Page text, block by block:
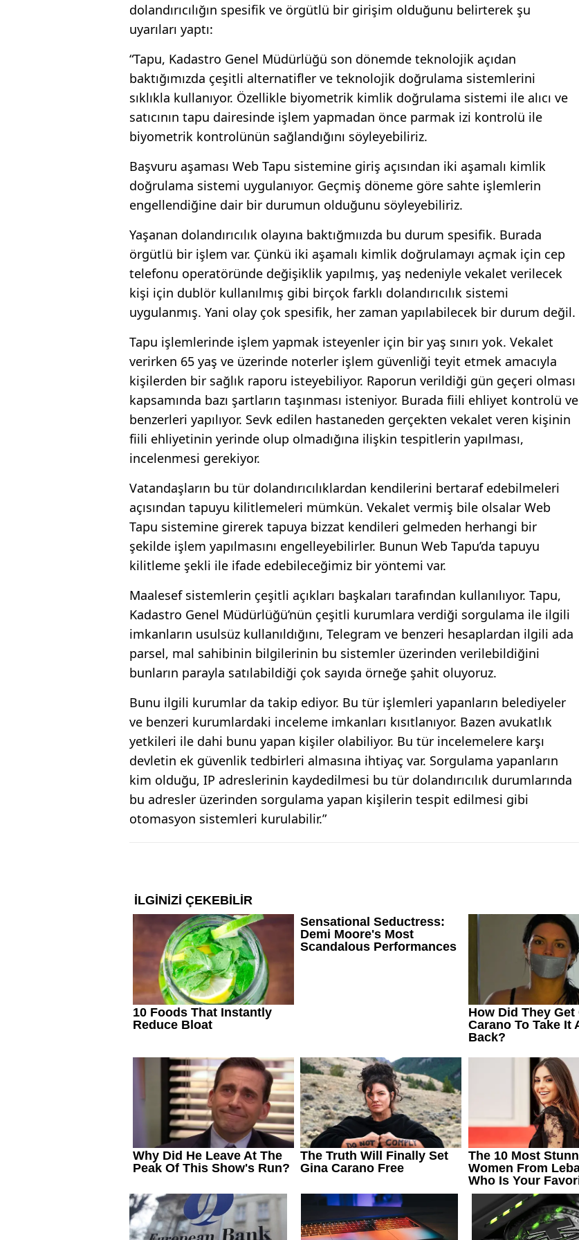
dolandırıcılığın spesifik ve örgütlü bir girişim olduğunu belirterek şu
uyarıları yaptı:
“Tapu, Kadastro Genel Müdürlüğü son dönemde teknolojik açıdan
baktığımızda çeşitli alternatifler ve teknolojik doğrulama sistemlerini
sıklıkla kullanıyor. Özellikle biyometrik kimlik doğrulama sistemi ile alıcı ve
satıcının tapu dairesinde işlem yapmadan önce parmak izi kontrolü ile
biyometrik kontrolünün sağlandığını söyleyebiliriz.
Başvuru aşaması Web Tapu sistemine giriş açısından iki aşamalı kimlik
doğrulama sistemi uygulanıyor. Geçmiş döneme göre sahte işlemlerin
engellendiğine dair bir durumun olduğunu söyleyebiliriz.
Yaşanan dolandırıcılık olayına baktığmıızda bu durum spesifik. Burada
örgütlü bir işlem var. Çünkü iki aşamalı kimlik doğrulamayı açmak için cep
telefonu operatöründe değişiklik yapılmış, yaş nedeniyle vekalet verilecek
kişi için dublör kullanılmış gibi birçok farklı dolandırıcılık sistemi
uygulanmış. Yani olay çok spesifik, her zaman yapılabilecek bir durum değil.
Tapu işlemlerinde işlem yapmak isteyenler için bir yaş sınırı yok. Vekalet
verirken 65 yaş ve üzerinde noterler işlem güvenliği teyit etmek amacıyla
kişilerden bir sağlık raporu isteyebiliyor. Raporun verildiği gün geçeri olması
kapsamında bazı şartların taşınması isteniyor. Burada fiili ehliyet kontrolü ve
benzerleri yapılıyor. Sevk edilen hastaneden gerçekten vekalet veren kişinin
fiili ehliyetinin yerinde olup olmadığına ilişkin tespitlerin yapılması,
incelenmesi gerekiyor.
Vatandaşların bu tür dolandırıcılıklardan kendilerini bertaraf edebilmeleri
açısından tapuyu kilitlemeleri mümkün. Vekalet vermiş bile olsalar Web
Tapu sistemine girerek tapuya bizzat kendileri gelmeden herhangi bir
şekilde işlem yapılmasını engelleyebilirler. Bunun Web Tapu’da tapuyu
kilitleme şekli ile ifade edebileceğimiz bir yöntemi var.
Maalesef sistemlerin çeşitli açıkları başkaları tarafından kullanılıyor. Tapu,
Kadastro Genel Müdürlüğü’nün çeşitli kurumlara verdiği sorgulama ile ilgili
imkanların usulsüz kullanıldığını, Telegram ve benzeri hesaplardan ilgili ada
parsel, mal sahibinin bilgilerinin bu sistemler üzerinden verilebildiğini
bunların parayla satılabildiği çok sayıda örneğe şahit oluyoruz.
Bunu ilgili kurumlar da takip ediyor. Bu tür işlemleri yapanların belediyeler
ve benzeri kurumlardaki inceleme imkanları kısıtlanıyor. Bazen avukatlık
yetkileri ile dahi bunu yapan kişiler olabiliyor. Bu tür incelemelere karşı
devletin ek güvenlik tedbirleri almasına ihtiyaç var. Sorgulama yapanların
kim olduğu, IP adreslerinin kaydedilmesi bu tür dolandırıcılık durumlarında
bu adresler üzerinden sorgulama yapan kişilerin tespit edilmesi gibi
otomasyon sistemleri kurulabilir.”